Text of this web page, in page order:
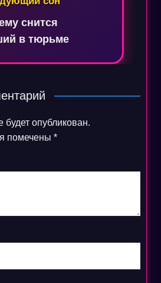
снится
в тюрьме
опубликован.
помечены *